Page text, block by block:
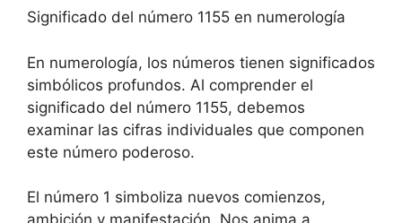
Significado del número 1155 en numerología
En numerología, los números tienen significados
simbólicos profundos. Al comprender el
significado del número 1155, debemos
examinar las cifras individuales que componen
este número poderoso.
El número 1 simboliza nuevos comienzos,